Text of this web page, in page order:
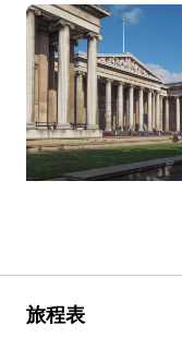
旅程表